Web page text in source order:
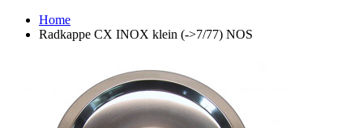
Home
Radkappe CX INOX klein (->7/77) NOS